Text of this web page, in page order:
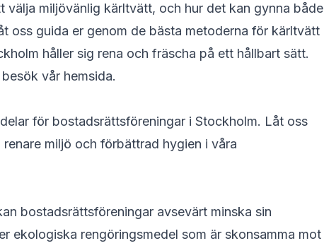
välja miljövänlig kärltvätt, och hur det kan gynna både
oss guida er genom de bästa metoderna för kärltvätt
håller sig rena och fräscha på ett hållbart sätt.
besök vår hemsida.
för bostadsrättsföreningar i Stockholm. Låt oss
miljö och förbättrad hygien i våra
bostadsrättsföreningar avsevärt minska sin
ekologiska rengöringsmedel som är skonsamma mot